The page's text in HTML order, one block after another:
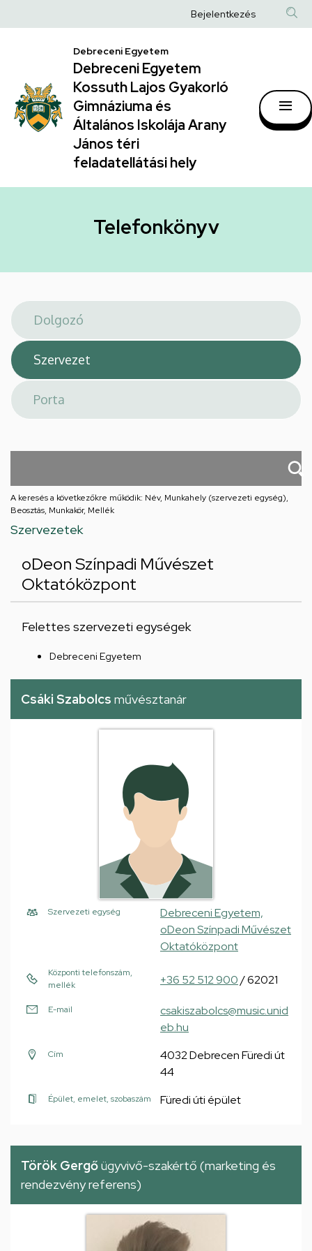
|
Debreceni
Egyetem
Kossuth
Lajos
Gyakorló
Általános
Arany
János
téri
feladatellátási
hely
a
Anonim
fiók
menüje
Bejelentkezés
Debreceni Egyetem
Debreceni Egyetem
Kossuth Lajos Gyakorló
Gimnáziuma és
Általános Iskolája Arany
János téri
feladatellátási hely
Telefonkönyv
A keresés a következőkre működik: Név, Munkahely (szervezeti egység),
Beosztás, Munkakör, Mellék
Szervezetek
oDeon Színpadi Művészet
Oktatóközpont
Felettes szervezeti egységek
Debreceni Egyetem
Csáki Szabolcs művésztanár
Szervezeti egység
Debreceni Egyetem,
oDeon Színpadi Művészet
Oktatóközpont
Központi telefonszám,
mellék
+36 52 512 900/ 62021
E-mail
csakiszabolcs@music.unid
eb.hu
Cím
4032 Debrecen Füredi út
44
Épület, emelet, szobaszám Füredi úti épület
Török Gergőügyvivő-szakértő (marketing és
rendezvény referens)